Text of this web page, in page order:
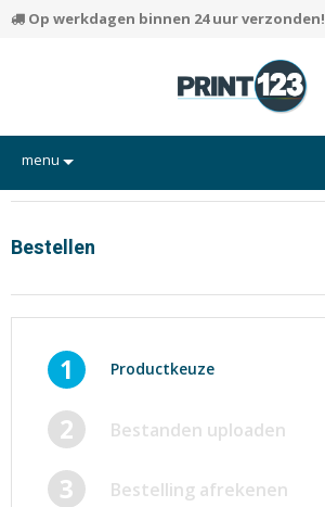
Op werkdagen binnen 24 uur verzonden!
menu
Flyers
Hand-outs/Losbladig
Posters
Rapporten/Verslagen
Certificaten/Diploma's
Visitekaartjes
Alle producten
Bestellen
1 Productkeuze
2 Bestanden uploaden
3 Bestelling afrekenen